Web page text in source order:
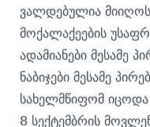
ვალდებულია მიიღოს
მოქალაქეების
ადამიანები მესამე
ნაბიჯები მესამე
სახელმწიფომ
8 სექტემბრის